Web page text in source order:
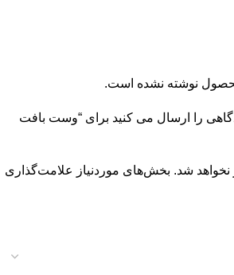
نوشته نشده است.
را ارسال می کنید برای “وست بافت
نخواهد شد. بخش‌های موردنیاز علامت‌گذاری